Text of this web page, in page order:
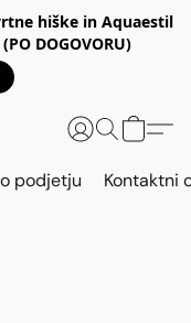
hiške in Aquaestil
DOGOVORU)
podjetju Kontaktni